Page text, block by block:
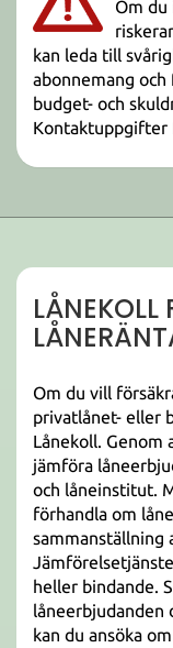
Om du
kan leda till
abonnemang
budget- och
Kontaktuppgifter
LÅNEKOLL
Om du vill
privatlånet- eller
Lånekoll.
jämföra
och låneinstitut.
förhandla om
sammanställning
heller bindande.
låneerbjudanden
kan du ansöka